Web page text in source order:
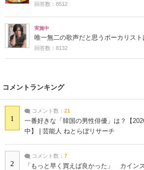
回答数：8512
実施中
唯一無二の歌声だと思うボーカリスト
回答数：8132
コメントランキング
1
コメント数： 21
一番好きな「韓国の男性俳優」は？【
中】 | 芸能人 ねとらぼリサーチ
2
コメント数： 7
「もっと早く買えば良かった」 カイン